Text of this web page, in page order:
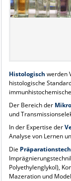
Histologisch werden
histologische
Der Bereich der
und
In der Expertise der
Analyse von Lernen
Die
Polyethylenglykol),
Mazeration und